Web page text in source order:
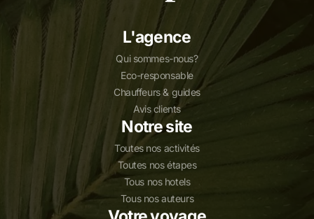
L'agence
Qui sommes-nous?
Eco-responsable
Chauffeurs & guides
Avis clients
Notre site
Toutes nos activités
Toutes nos étapes
Tous nos hotels
Tous nos auteurs